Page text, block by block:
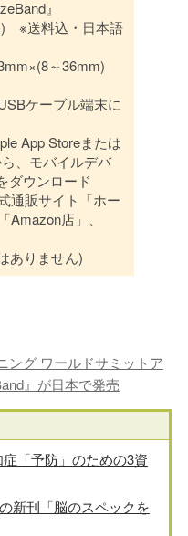
』
) ※送料込・日本語
～36mm)
ケーブル端末に
App Storeまたは
、モバイルデバ
ダウンロード
通販サイト「ホー
Amazon店」、
ありません)
ング ワールドサミットア
』が日本で発売
「予防」のための3資
新刊「脳のスペックを